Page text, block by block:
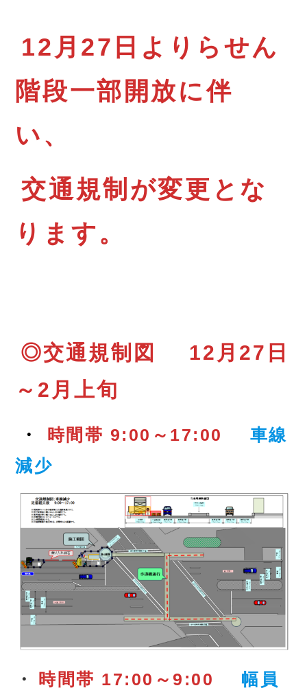
12月27日よりらせん
階段一部開放に伴
い、
交通規制が変更とな
ります。
◎交通規制図
12月27日
～2月上旬
・ 時間帯 9:00～17:00
車線
減少
・ 時間帯 17:00～9:00
幅員